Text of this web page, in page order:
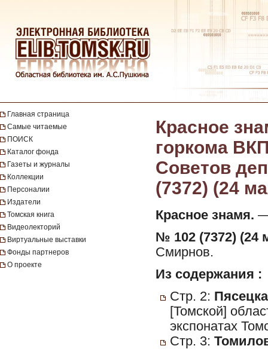
Главная страница
Самые читаемые
ПОИСК
Каталог фонда
Газеты и журналы
Коллекции
Персоналии
Издатели
Томская книга
Видеолекторий
Виртуальные выставки
Фонды партнеров
О проекте
Красное
горкома
Советов
(7372) (24
Красное знамя. —
№ 102 (7372) (24
Смирнов.
Из содержания :
Стр. 2:
[Томской]
экспонатах
Стр. 3: